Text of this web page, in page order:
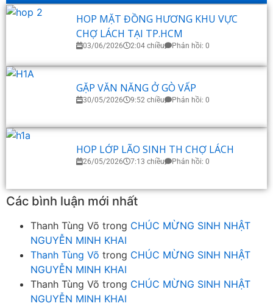
HOP MẶT ĐỒNG HƯƠNG KHU VỰC
CHỢ LÁCH TẠI TP.HCM
03/06/2026 2:04 chiều Phản hồi: 0
GẶP VĂN NĂNG Ở GÒ VẤP
30/05/2026 9:52 chiều Phản hồi: 0
HOP LỚP LÃO SINH TH CHỢ LÁCH
26/05/2026 7:13 chiều Phản hồi: 0
Các bình luận mới nhất
Thanh Tùng Võ trong CHÚC MỪNG SINH NHẬT
NGUYỄN MINH KHAI
Thanh Tùng Võ trong CHÚC MỪNG SINH NHẬT
NGUYỄN MINH KHAI
Thanh Tùng Võ trong CHÚC MỪNG SINH NHẬT
NGUYỄN MINH KHAI